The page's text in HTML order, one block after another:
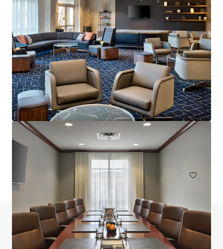
Residence Inn by Marriott Neptune at Gateway Centre
230 Jumping Brook Road, Tinton Falls, NJ, 07753, US
105 単位
ホテル＆ホスピタリティ
ご不明点がございましたらFAQページをご覧
ください。